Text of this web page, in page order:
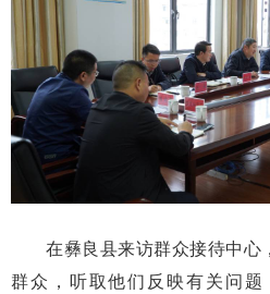
在彝良县来访群众接待中
群众，听取他们反映有关问